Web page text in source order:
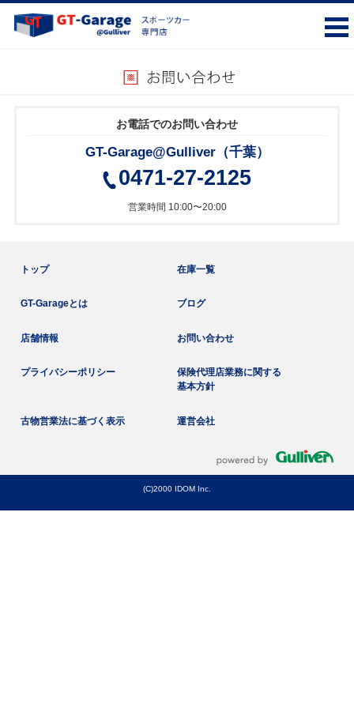
お電話でのお問い合わせ
GT-Garage@Gulliver（千葉）
0471-27-2125
営業時間 10:00〜20:00
トップ 在庫一覧
GT-Garageとは ブログ
店舗情報 お問い合わせ
プライバシーポリシー
保険代理店業務に関する
基本方針
古物営業法に基づく表示 運営会社
(C)2000 IDOM Inc.